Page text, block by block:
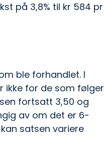
på 3,8% til kr 584 pr
ble forhandlet. I
ikke for de som følger
fortsatt 3,50 og
av om det er 6-
satsen variere